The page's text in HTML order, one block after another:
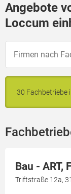
Angebote
Loccum
30 Fachbetriebe
Bau - ART,
Triftstraße 12a,